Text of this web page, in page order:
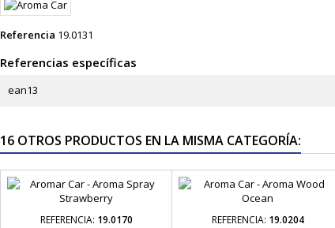
Referencia 19.0131
Referencias específicas
ean13
16 OTROS PRODUCTOS EN LA MISMA CATEGORÍA:
REFERENCIA: 19.0170 REFERENCIA: 19.0204